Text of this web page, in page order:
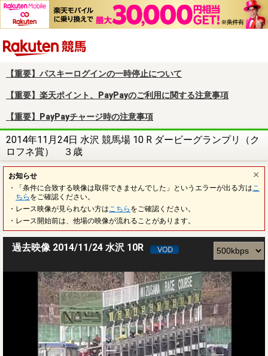
【重要】パスキーログインの一時停止について
【重要】楽天ポイント、PayPayのご利用に関する注意事項
【重要】PayPayチャージ時の注意事項
2014年11月24日 水沢 競馬場 10 R ダービーグランプリ（ク
ロフネ賞） ３歳
お知らせ
・「条件に合致する映像は取得できませんでした」というエラーが出る方は こ
ちら をご確認ください。
・レース映像が見られない方は こちら をご確認ください。
・レース開始前は、他場の映像が流れることがあります。
過去映像 2014/11/24 水沢 10R